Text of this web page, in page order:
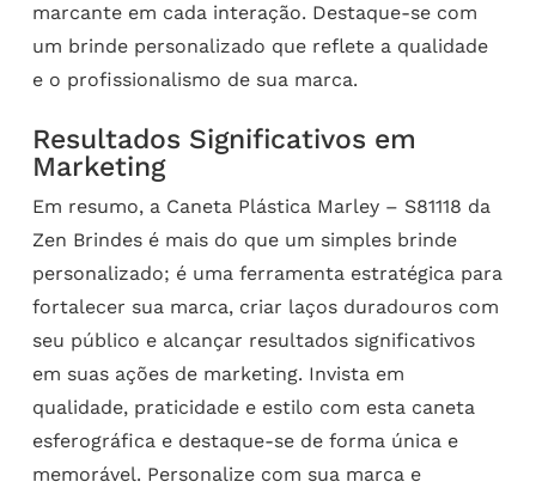
marcante em cada interação. Destaque-se com
um brinde personalizado que reflete a qualidade
e o profissionalismo de sua marca.
Resultados Significativos em
Marketing
Em resumo, a Caneta Plástica Marley – S81118 da
Zen Brindes é mais do que um simples brinde
personalizado; é uma ferramenta estratégica para
fortalecer sua marca, criar laços duradouros com
seu público e alcançar resultados significativos
em suas ações de marketing. Invista em
qualidade, praticidade e estilo com esta caneta
esferográfica e destaque-se de forma única e
memorável. Personalize com sua marca e